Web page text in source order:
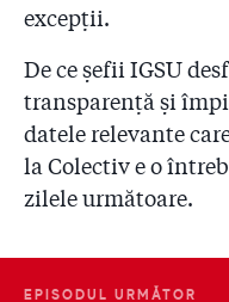
2.30 Omorâtă de
2.31
Trei ani de la
viața voastră!”
2.32
Sentința din
primarul Piedone
ne spună că
excepții.
De ce șefii IGSU
transparență și
datele relevante
la Colectiv e o
zilele următoare.
EPISODUL URMĂTOR